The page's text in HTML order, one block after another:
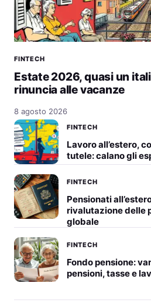
FINTECH
Estate 2026, quasi un
rinuncia alle vacanze
8 agosto 2026
FINTECH
Lavoro all’estero,
tutele: calano gli
FINTECH
Pensionati
rivalutazione delle
globale
FINTECH
Fondo pensione:
pensioni, tasse e